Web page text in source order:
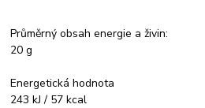
Průměrný obsah energie a živin:
20 g
Energetická hodnota
243 kJ / 57 kcal